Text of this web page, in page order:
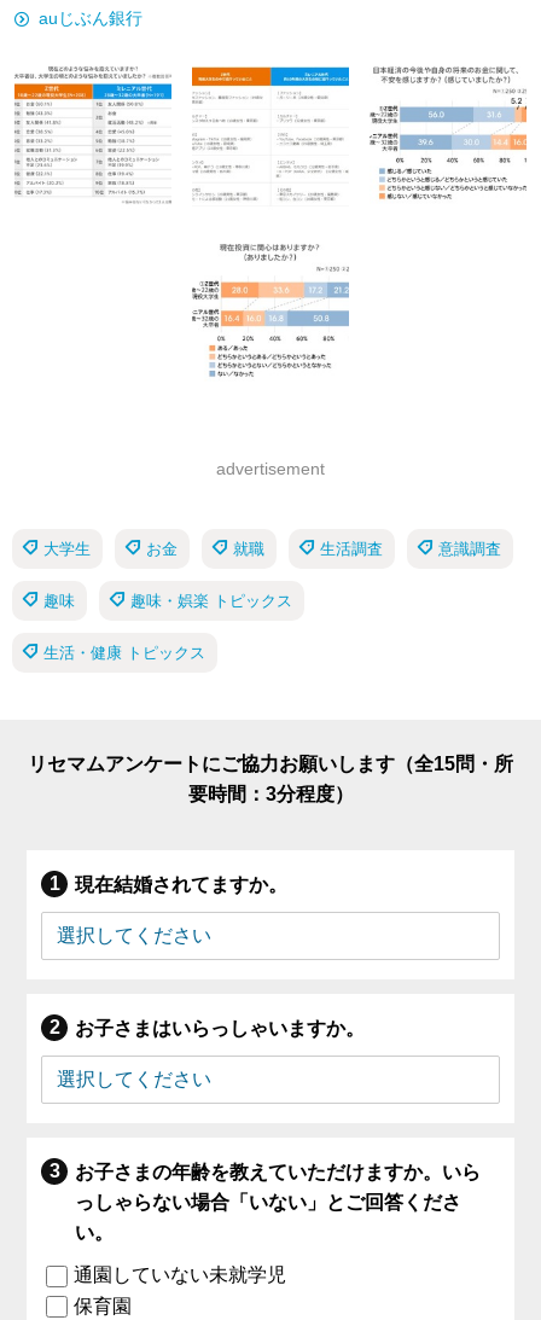
auじぶん銀行
advertisement
大学生 お金 就職 生活調査 意識調査
趣味 趣味・娯楽 トピックス
生活・健康 トピックス
リセマムアンケートにご協力お願いします（全15問・所
要時間：3分程度）
現在結婚されてますか。
お子さまはいらっしゃいますか。
お子さまの年齢を教えていただけますか。いら
っしゃらない場合「いない」とご回答くださ
い。
通園していない未就学児
保育園